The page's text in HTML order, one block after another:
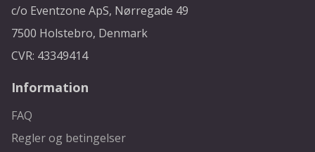
c/o Eventzone ApS, Nørregade 49
7500 Holstebro, Denmark
CVR: 43349414
Information
FAQ
Regler og betingelser